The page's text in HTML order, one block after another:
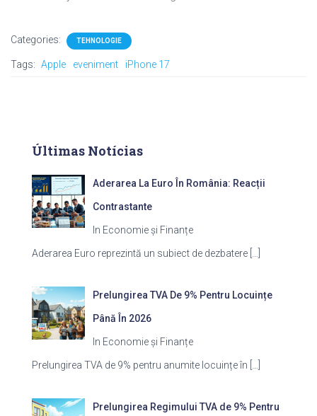
Categories: TEHNOLOGIE
Tags: Apple eveniment iPhone 17
Últimas Notícias
Aderarea La Euro În România: Reacții
Contrastante
In Economie și Finanțe
Aderarea Euro reprezintă un subiect de dezbatere
Prelungirea TVA De 9% Pentru Locuințe
Până În 2026
In Economie și Finanțe
Prelungirea TVA de 9% pentru anumite locuințe în
Prelungirea Regimului TVA de 9% Pentru